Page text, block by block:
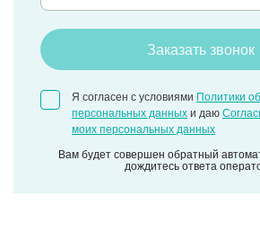
Заказать звонок
Я согласен с условиями Политики
персональных данныхи даю
моих персональных данных
Вам будет совершен обратный
дождитесь ответа